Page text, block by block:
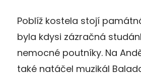
Poblíž kostela stojí
byla kdysi zázračná
nemocné poutníky. Na
také natáčel muzikál